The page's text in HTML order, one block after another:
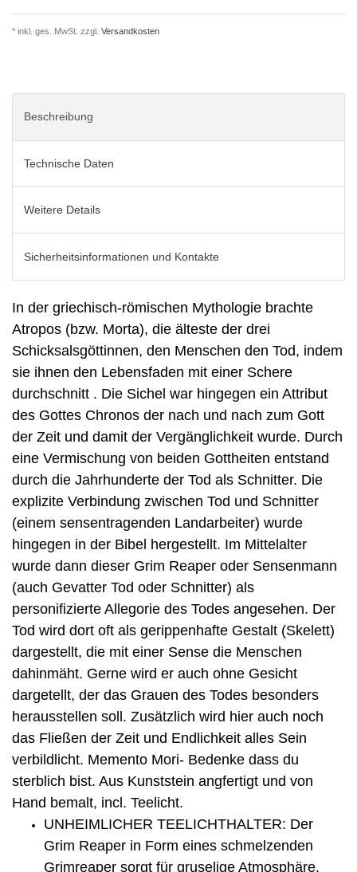
* inkl. ges. MwSt. zzgl. Versandkosten
Beschreibung
Technische Daten
Weitere Details
Sicherheitsinformationen und Kontakte
In der griechisch-römischen Mythologie brachte
Atropos (bzw. Morta), die älteste der drei
Schicksalsgöttinnen, den Menschen den Tod, indem
sie ihnen den Lebensfaden mit einer Schere
durchschnitt . Die Sichel war hingegen ein Attribut
des Gottes Chronos der nach und nach zum Gott
der Zeit und damit der Vergänglichkeit wurde. Durch
eine Vermischung von beiden Gottheiten entstand
durch die Jahrhunderte der Tod als Schnitter. Die
explizite Verbindung zwischen Tod und Schnitter
(einem sensentragenden Landarbeiter) wurde
hingegen in der Bibel hergestellt. Im Mittelalter
wurde dann dieser Grim Reaper oder Sensenmann
(auch Gevatter Tod oder Schnitter) als
personifizierte Allegorie des Todes angesehen. Der
Tod wird dort oft als gerippenhafte Gestalt (Skelett)
dargestellt, die mit einer Sense die Menschen
dahinmäht. Gerne wird er auch ohne Gesicht
dargetellt, der das Grauen des Todes besonders
herausstellen soll. Zusätzlich wird hier auch noch
das Fließen der Zeit und Endlichkeit alles Sein
verbildlicht. Memento Mori- Bedenke dass du
sterblich bist. Aus Kunststein angfertigt und von
Hand bemalt, incl. Teelicht.
UNHEIMLICHER TEELICHTHALTER: Der
Grim Reaper in Form eines schmelzenden
Grimreaper sorgt für gruselige Atmosphäre.